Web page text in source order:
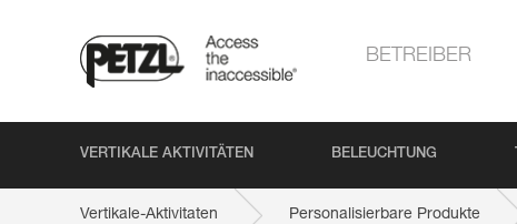
BETREIBER
VERTIKALE AKTIVITÄTEN BELEUCHTUNG
Vertikale-Aktivitaten Personalisierbare Produkte